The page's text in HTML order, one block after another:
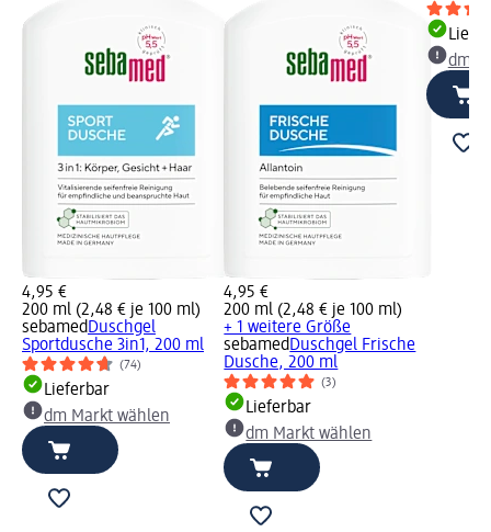
4,95 €
200 ml (2,48 € je 100 ml)
sebamedDuschgel
Sportdusche 3in1, 200 ml
(74)
Lieferbar
dm Markt wählen
4,95 €
200 ml (2,48 € je 100 ml)
+ 1 weitere Größe
sebamedDuschgel Frische
Dusche, 200 ml
(3)
Lieferbar
dm Markt wählen
dm